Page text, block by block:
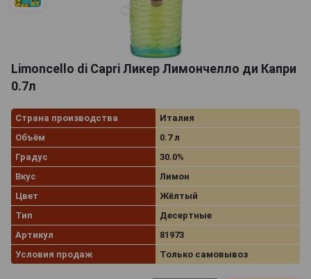
Limoncello di Capri Ликер Лимончелло ди Капри
0.7л
Страна производства
Италия
Объём
0.7 л
Градус
30.0%
Вкус
Лимон
Цвет
Жёлтый
Тип
Десертные
Артикул
81973
Условия продаж
Только самовывоз